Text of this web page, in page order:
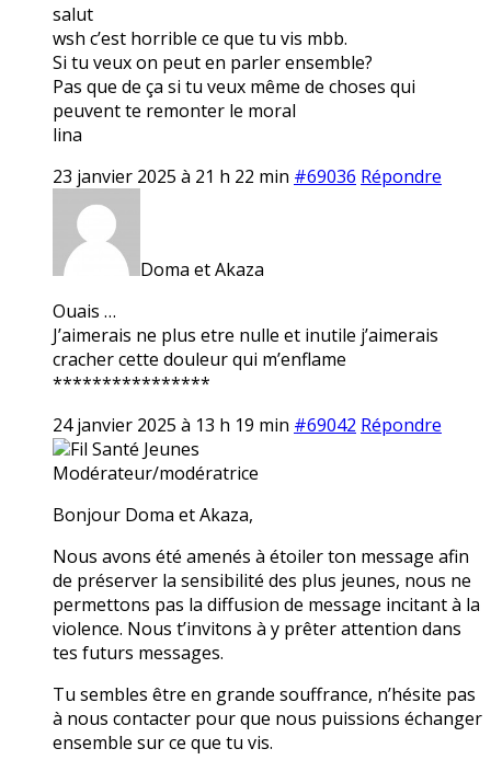
salut
wsh c’est horrible ce que tu vis mbb.
Si tu veux on peut en parler ensemble?
Pas que de ça si tu veux même de choses qui
peuvent te remonter le moral
lina
23 janvier 2025 à 21 h 22 min #69036 Répondre
Doma et Akaza
Ouais …
J’aimerais ne plus etre nulle et inutile j’aimerais
cracher cette douleur qui m’enflame
****************
24 janvier 2025 à 13 h 19 min #69042 Répondre
Fil Santé Jeunes
Modérateur/modératrice
Bonjour Doma et Akaza,
Nous avons été amenés à étoiler ton message afin
de préserver la sensibilité des plus jeunes, nous ne
permettons pas la diffusion de message incitant à la
violence. Nous t’invitons à y prêter attention dans
tes futurs messages.
Tu sembles être en grande souffrance, n’hésite pas
à nous contacter pour que nous puissions échanger
ensemble sur ce que tu vis.